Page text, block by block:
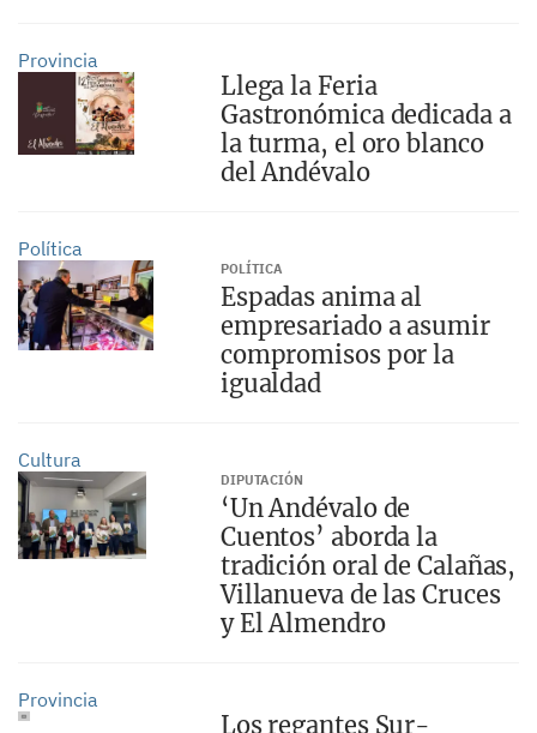
Provincia
Llega la Feria
Gastronómica dedicada a
la turma, el oro blanco
del Andévalo
Política
POLÍTICA
Espadas anima al
empresariado a asumir
compromisos por la
igualdad
Cultura
DIPUTACIÓN
‘Un Andévalo de
Cuentos’ aborda la
tradición oral de Calañas,
Villanueva de las Cruces
y El Almendro
Provincia
Los regantes Sur-